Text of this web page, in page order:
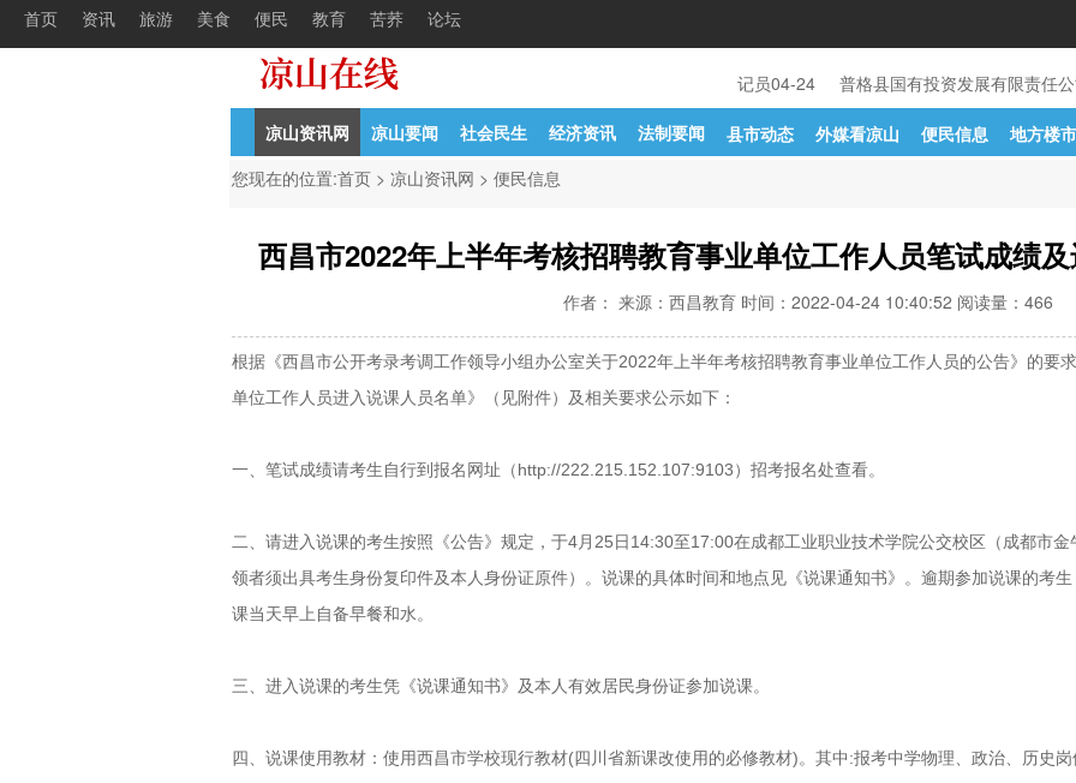
首页 资讯 旅游 美食 便民 教育 苦荞 论坛
德昌县关于5月6日、5月10日拟停电 西昌市人民法院关于公开招聘书记员04-24 普格县国有投资发展有限责任公
凉山资讯网 凉山要闻 社会民生 经济资讯 法制要闻 县市动态 外媒看凉山 便民信息 地方楼市
您现在的位置:首页 > 凉山资讯网 > 便民信息
西昌市2022年上半年考核招聘教育事业单位工作人员笔试成绩
作者： 来源：西昌教育 时间：2022-04-24 10:40:52 阅读量： 466
根据《西昌市公开考录考调工作领导小组办公室关于2022年上半年考核招聘教育事业单位工作人员的公告》的要
单位工作人员进入说课人员名单》（见附件）及相关要求公示如下：
一、笔试成绩请考生自行到报名网址（http://222.215.152.107:9103）招考报名处查看。
二、请进入说课的考生按照《公告》规定，于4月25日14:30至17:00在成都工业职业技术学院公交校区（成都市
领者须出具考生身份复印件及本人身份证原件）。说课的具体时间和地点见《说课通知书》。逾期参加说课的考
课当天早上自备早餐和水。
三、进入说课的考生凭《说课通知书》及本人有效居民身份证参加说课。
四、说课使用教材：使用西昌市学校现行教材(四川省新课改使用的必修教材)。其中:报考中学物理、政治、历史